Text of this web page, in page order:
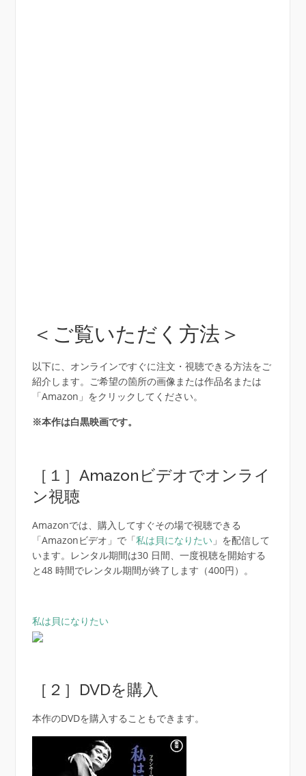
＜ご覧いただく方法＞
以下に、オンラインですぐに注文・視聴できる方法をご
紹介します。ご希望の箇所の画像または作品名または
「Amazon」をクリックしてください。
※本作は白黒映画です。
［１］Amazonビデオでオンライ
ン視聴
Amazonでは、購入してすぐその場で視聴できる
「Amazonビデオ」で「私は貝になりたい」を配信して
います。レンタル期間は30 日間、一度視聴を開始する
と48 時間でレンタル期間が終了します（400円）。
私は貝になりたい
［２］DVDを購入
本作のDVDを購入することもできます。